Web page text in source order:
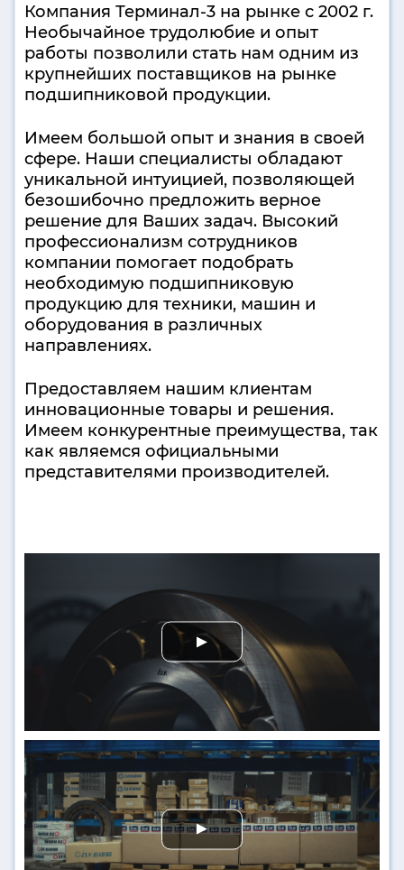
Компания Терминал-3 на рынке с 2002 г.
Необычайное трудолюбие и опыт
работы позволили стать нам одним из
крупнейших поставщиков на рынке
подшипниковой продукции.
Имеем большой опыт и знания в своей
сфере. Наши специалисты обладают
уникальной интуицией, позволяющей
безошибочно предложить верное
решение для Ваших задач. Высокий
профессионализм сотрудников
компании помогает подобрать
необходимую подшипниковую
продукцию для техники, машин и
оборудования в различных
направлениях.
Предоставляем нашим клиентам
инновационные товары и решения.
Имеем конкурентные преимущества, так
как являемся официальными
представителями производителей.